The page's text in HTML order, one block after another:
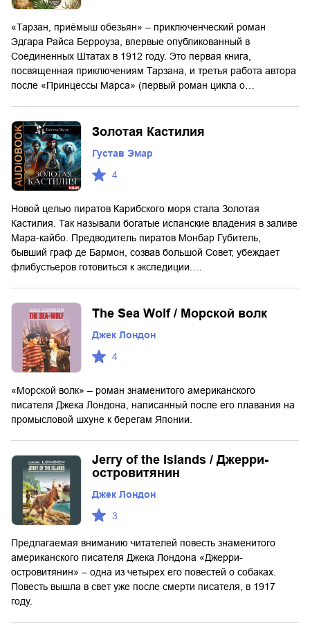
«Тарзан, приёмыш обезьян» – приключенческий роман
Эдгара Райса Берроуза, впервые опубликованный в
Соединенных Штатах в 1912 году. Это первая книга,
посвященная приключениям Тарзана, и третья работа автора
после «Принцессы Марса» (первый роман цикла о…
Золотая Кастилия
Густав Эмар
4
Новой целью пиратов Карибского моря стала Золотая
Кастилия. Так называли богатые испанские владения в заливе
Мара-кайбо. Предводитель пиратов Монбар Губитель,
бывший граф де Бармон, созвав большой Совет, убеждает
флибустьеров готовиться к экспедиции.…
The Sea Wolf / Морской волк
Джек Лондон
4
«Морской волк» – роман знаменитого американского
писателя Джека Лондона, написанный после его плавания на
промысловой шхуне к берегам Японии.
Jerry of the Islands / Джерри-
островитянин
Джек Лондон
3
Предлагаемая вниманию читателей повесть знаменитого
американского писателя Джека Лондона «Джерри-
островитянин» – одна из четырех его повестей о собаках.
Повесть вышла в свет уже после смерти писателя, в 1917
году.